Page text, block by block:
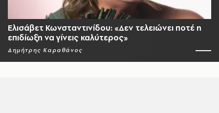
Ελισάβετ Κωνσταντινίδου: «Δεν τελειώνει ποτέ η
επιδίωξη να γίνεις καλύτερος»
Δημήτρης Καραθάνος